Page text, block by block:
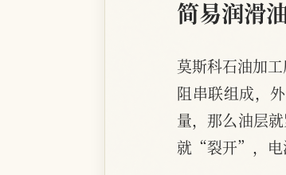
简易润滑
莫斯科石油加
阻串联组成，
量，那么油层
就“裂开”，电